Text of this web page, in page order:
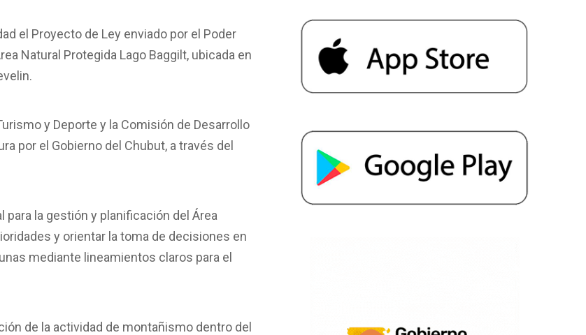
el Proyecto de Ley enviado por el Poder
Natural Protegida Lago Baggilt, ubicada en
y Deporte y la Comisión de Desarrollo
por el Gobierno del Chubut, a través del
la gestión y planificación del Área
y orientar la toma de decisiones en
mediante lineamientos claros para el
de la actividad de montañismo dentro del